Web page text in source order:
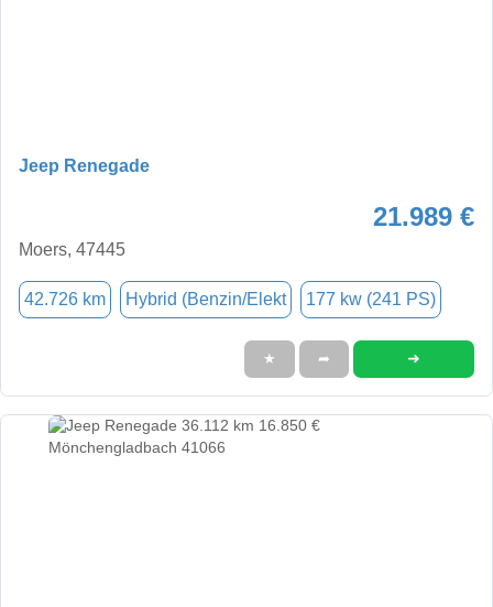
Jeep Renegade
21.989 €
Moers, 47445
42.726 km Hybrid (Benzin/Elekt 177 kw (241 PS)
★ ➦ ➜